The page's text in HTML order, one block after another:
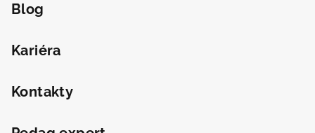
Blog
Kariéra
Kontakty